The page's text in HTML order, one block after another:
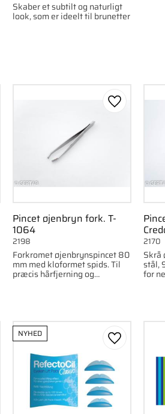
Skaber et subtilt og naturligt
look, som er ideelt til brunetter
som favorit
Pincet øjenbryn fork. T-
1064
Forkromet øjenbrynspincet 80
mm med kloformet spids. Til
præcis hårfjerning og
detaljeret arbejde.
2198
Gem som
Skrå
stål,
for
hår
2170
som favorit
NYHED
Gem som